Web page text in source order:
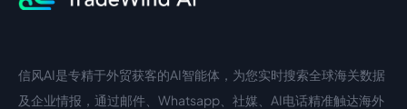
中文入口
信风AI是专精于外贸获客的AI智能体，为您实时搜索全球海关数据
及企业情报，通过邮件、Whatsapp、社媒、AI电话精准触达海外